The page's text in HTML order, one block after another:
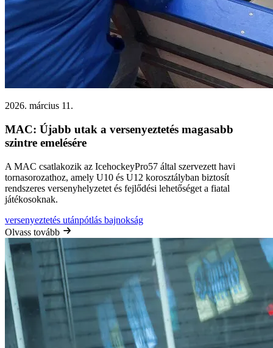
2026. március 11.
MAC: Újabb utak a versenyeztetés magasabb
szintre emelésére
A MAC csatlakozik az IcehockeyPro57 által szervezett havi
tornasorozathoz, amely U10 és U12 korosztályban biztosít
rendszeres versenyhelyzetet és fejlődési lehetőséget a fiatal
játékosoknak.
versenyeztetés utánpótlás bajnokság
Olvass tovább